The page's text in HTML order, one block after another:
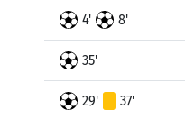
4' 8'
35'
29' 37'